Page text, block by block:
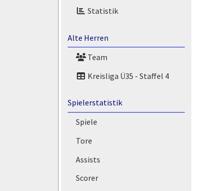
Statistik
Alte Herren
Team
Kreisliga Ü35 - Staffel 4
Spielerstatistik
Spiele
Tore
Assists
Scorer